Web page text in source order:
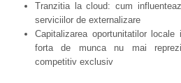
Tranzitia la cloud: cum
serviciilor de externalizare
Capitalizarea oportunitatilor
forta de munca nu mai
competitiv exclusiv